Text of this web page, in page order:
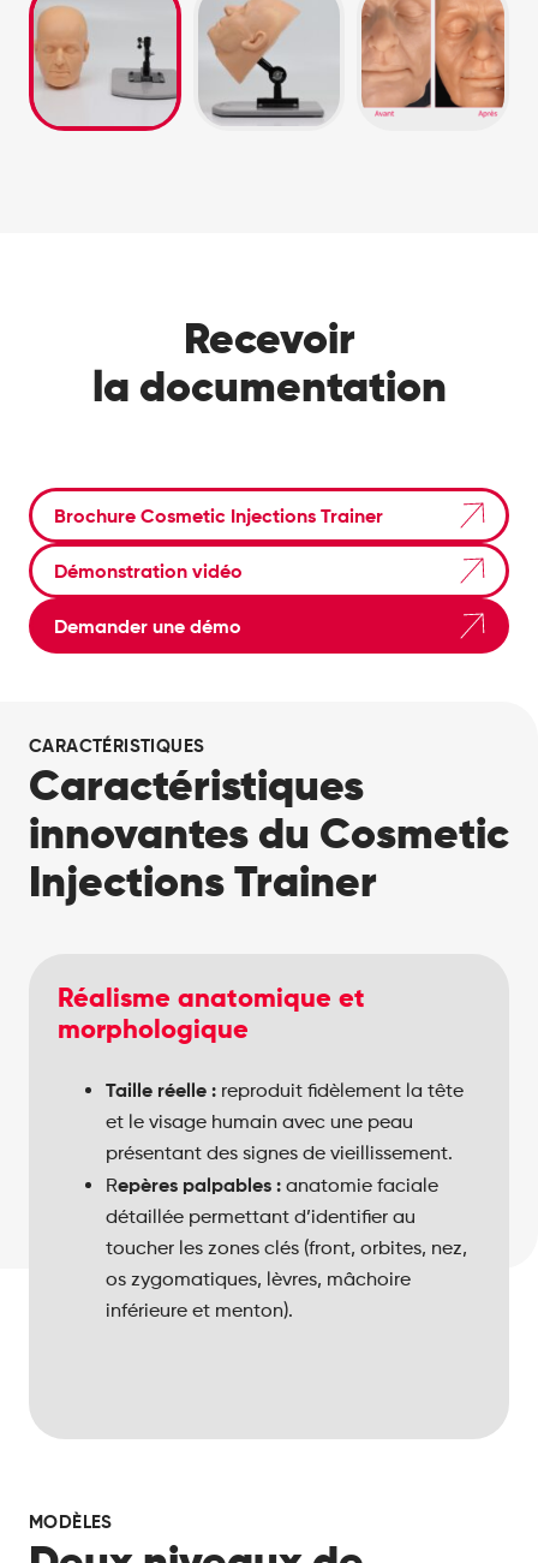
Recevoir
la documentation
Brochure Cosmetic Injections Trainer
Démonstration vidéo
Demander une démo
CARACTÉRISTIQUES
Caractéristiques
innovantes du Cosmetic
Injections Trainer
Réalisme anatomique et
morphologique
Taille réelle : reproduit fidèlement la tête
et le visage humain avec une peau
présentant des signes de vieillissement.
Repères palpables : anatomie faciale
détaillée permettant d’identifier au
toucher les zones clés (front, orbites, nez,
os zygomatiques, lèvres, mâchoire
inférieure et menton).
Spécialement développé pour maîtriser
l’administration de toxine botulique, de
produits de comblement (fillers) et de
mésothérapie.
Développement de la mémoire musculaire
permettant à l’apprenant d’affiner son
retour haptique et de sécuriser son geste.
MODÈLES